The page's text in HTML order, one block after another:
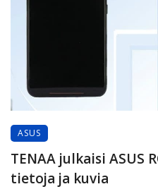
ASUS
TENAA julkaisi ASUS
tietoja ja kuvia